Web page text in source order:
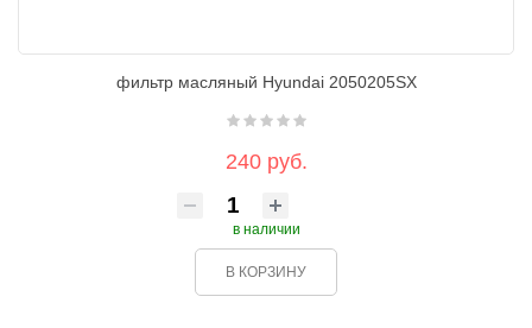
фильтр масляный Hyundai 2050205SX
240 руб.
в наличии
В КОРЗИНУ